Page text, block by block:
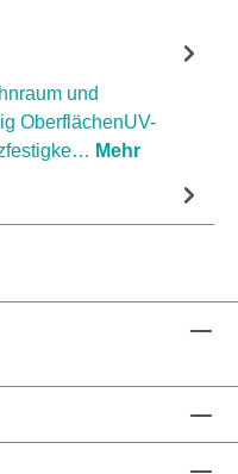
und
OberflächenUV-
Mehr